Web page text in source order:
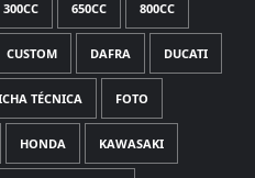
300CC 650CC 800CC
CUSTOM DAFRA DUCATI
TÉCNICA FOTO
HONDA KAWASAKI